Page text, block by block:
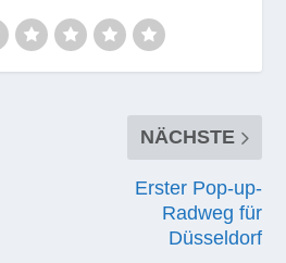
NÄCHSTE
Erster Pop-up-
Radweg für
Düsseldorf